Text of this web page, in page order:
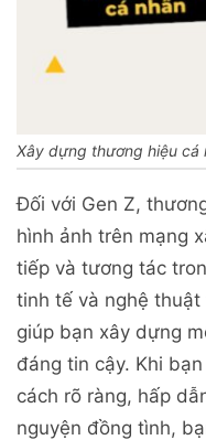
Xây dựng thương hiệu cá
Đối với Gen Z,
hình ảnh trên mạng
tiếp và tương tác
tinh tế và nghệ
giúp bạn xây dựng
đáng tin cậy. Khi
cách rõ ràng, hấp
nguyện đồng tình,